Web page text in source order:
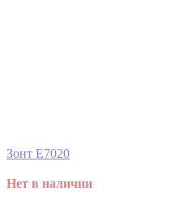
Зонт E7020
Нет в наличии